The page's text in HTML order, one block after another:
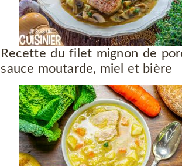
Recette du filet mignon de
sauce moutarde, miel et bière